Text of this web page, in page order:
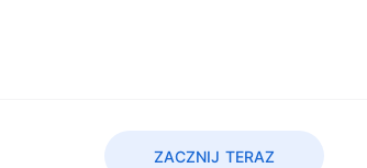
ZACZNIJ TERAZ